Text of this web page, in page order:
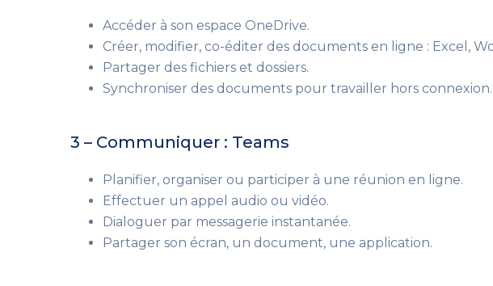
Accéder à son espace OneDrive.
Créer, modifier, co-éditer des documents en ligne : Excel,
Partager des fichiers et dossiers.
Synchroniser des documents pour travailler hors connexion.
3 – Communiquer : Teams
Planifier, organiser ou participer à une réunion en ligne.
Effectuer un appel audio ou vidéo.
Dialoguer par messagerie instantanée.
Partager son écran, un document, une application.